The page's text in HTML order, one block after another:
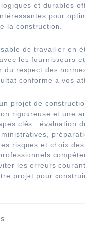
et durables
pour
la construction.
de travailler en
les fournisseurs
du respect des
conforme à vos
projet de
rigoureuse et une
clés : évaluation
risques et choix des
les erreurs
projet pour